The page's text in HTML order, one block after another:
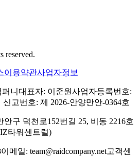
reserved.
이용약관사업자정보
니 대표자: 이준원사업자등록번호:
고번호: 제 2026-안양만안-0364호
구 덕천로152번길 25, 비동 2216호
타워센트럴)
이메일: team@raidcompany.net고객센